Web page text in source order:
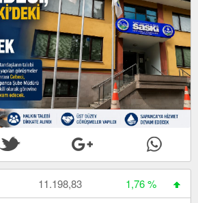
11.198,83
1,76 %